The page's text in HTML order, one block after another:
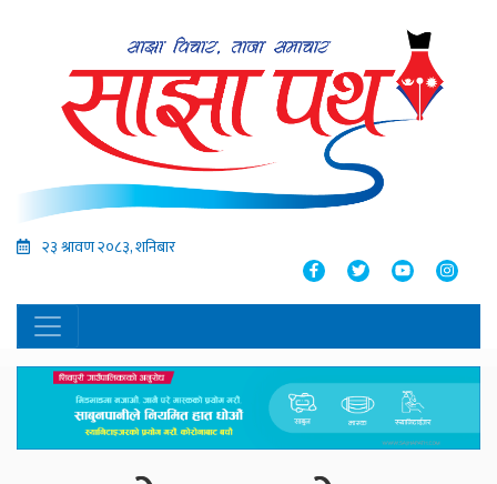
२३ श्रावण २०८३, शनिबार